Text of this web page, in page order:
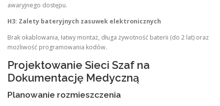
awaryjnego dostępu.
H3: Zalety bateryjnych zasuwek elektronicznych
Brak okablowania, łatwy montaż, długa żywotność baterii (do 2 lat) oraz
możliwość programowania kodów.
Projektowanie Sieci Szaf na
Dokumentację Medyczną
Planowanie rozmieszczenia